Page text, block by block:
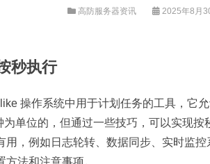
高防服务器资讯 2025年8月
秒执行
操作系统中用于计划任务的工具，它
单位的，但通过一些技巧，可以实现
用，例如日志轮转、数据同步、实时监
法和注意事项。